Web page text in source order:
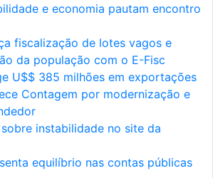
e economia pautam encontro
fiscalização de lotes vagos e
da população com o E-Fisc
U$$ 385 milhões em exportações
Contagem por modernização e
instabilidade no site da
equilíbrio nas contas públicas